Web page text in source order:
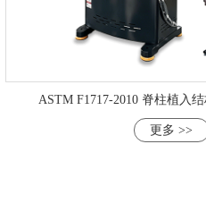
ASTM F1717-2010 脊柱植入
更多 >>